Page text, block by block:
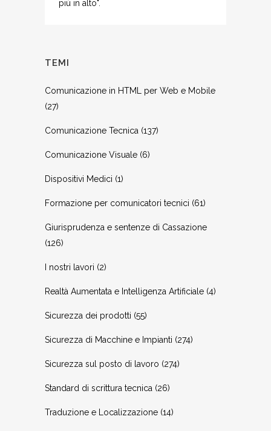
più in alto".
TEMI
Comunicazione in HTML per Web e Mobile
(27)
Comunicazione Tecnica (137)
Comunicazione Visuale (6)
Dispositivi Medici (1)
Formazione per comunicatori tecnici (61)
Giurisprudenza e sentenze di Cassazione
(126)
I nostri lavori (2)
Realtà Aumentata e Intelligenza Artificiale (4)
Sicurezza dei prodotti (55)
Sicurezza di Macchine e Impianti (274)
Sicurezza sul posto di lavoro (274)
Standard di scrittura tecnica (26)
Traduzione e Localizzazione (14)